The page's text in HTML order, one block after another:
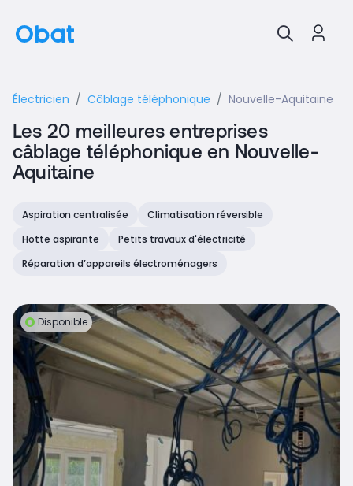
Électricien Câblage téléphonique Nouvelle-Aquitaine
Les 20 meilleures entreprises
câblage téléphonique en Nouvelle-
Aquitaine
Aspiration centralisée
Climatisation réversible
Hotte aspirante
Petits travaux d'électricité
Réparation d’appareils électroménagers
Disponible